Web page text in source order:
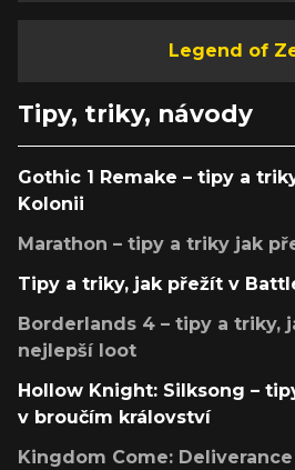
Legend of
Tipy, triky, návody
Gothic 1 Remake – tipy a
Kolonii
Marathon – tipy a triky jak
Tipy a triky, jak přežít v
Borderlands 4 – tipy a triky,
nejlepší loot
Hollow Knight: Silksong –
v broučím království
Kingdom Come: